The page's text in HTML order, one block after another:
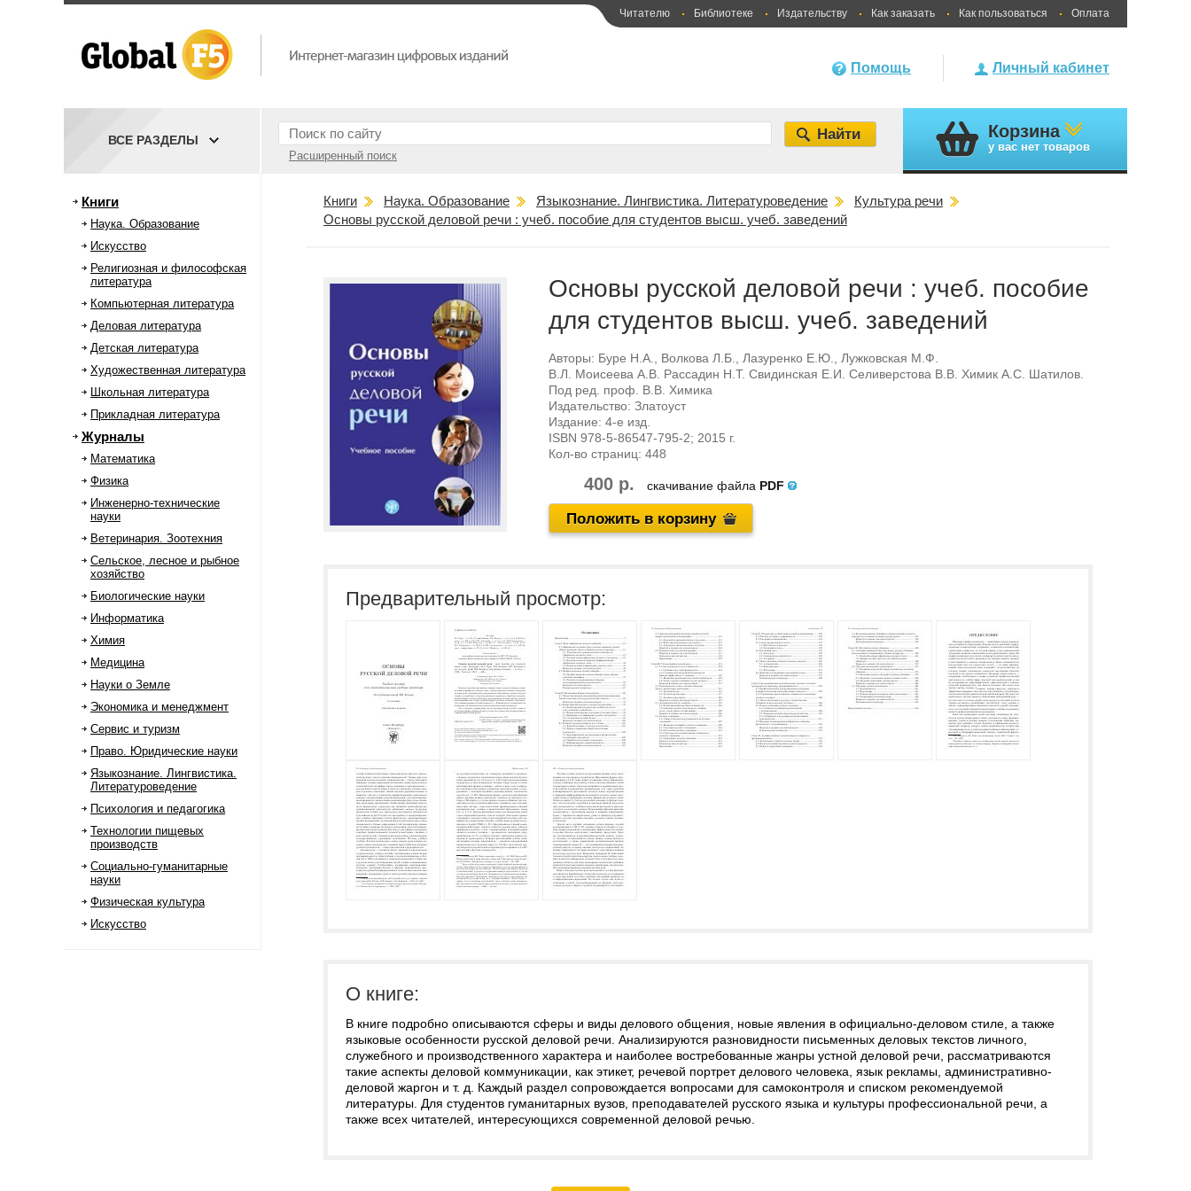
Читателю Библиотеке Издательству Как заказать Как пользоваться Оплата
Личный кабинет
Помощь
Расширенный поиск
ВСЕ РАЗДЕЛЫ Корзина
у вас нет товаров
Книги
Наука. Образование
Искусство
Религиозная и философская
литература
Компьютерная литература
Деловая литература
Детская литература
Художественная литература
Школьная литература
Прикладная литература
Журналы
Математика
Физика
Инженерно-технические
науки
Ветеринария. Зоотехния
Сельское, лесное и рыбное
хозяйство
Биологические науки
Информатика
Химия
Медицина
Науки о Земле
Экономика и менеджмент
Сервис и туризм
Право. Юридические науки
Языкознание. Лингвистика.
Литературоведение
Психология и педагогика
Технологии пищевых
производств
Социально-гуманитарные
науки
Физическая культура
Искусство
Книги Наука. Образование Языкознание. Лингвистика. Литературоведение
Культура речи
Основы русской деловой речи : учеб. пособие для студентов высш. учеб. заведений
Основы русской деловой речи : учеб. пособие
для студентов высш. учеб. заведений
Авторы: Буре Н.А. Волкова Л.Б. Лазуренко Е.Ю.
Лужковская М.Ф.
В.Л. Моисеева А.В. Рассадин Н.Т. Свидинская Е.И. Селиверстова В.В. Химик А.С. Шатилов.
Под ред. проф. В.В. Химика
Издательство: Златоуст
Издание: 4-е изд.
ISBN 978-5-86547-795-2; 2015 г.
Кол-во страниц: 448
400 р. скачивание файла PDF
Положить в корзину
Предварительный просмотр:
О книге:
В книге подробно описываются сферы и виды делового общения, новые явления в официально-деловом стиле, а также
языковые особенности русской деловой речи. Анализируются разновидности письменных деловых текстов личного,
служебного и производственного характера и наиболее востребованные жанры устной деловой речи, рассматриваются
такие аспекты деловой коммуникации, как этикет, речевой портрет делового человека, язык рекламы, административно-
деловой жаргон и т. д. Каждый раздел сопровождается вопросами для самоконтроля и списком рекомендуемой
литературы. Для студентов гуманитарных вузов, преподавателей русского языка и культуры профессиональной речи, а
также всех читателей, интересующихся современной деловой речью.